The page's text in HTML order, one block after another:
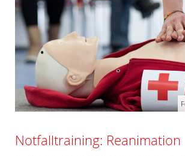
Notfalltraining: Reanimation